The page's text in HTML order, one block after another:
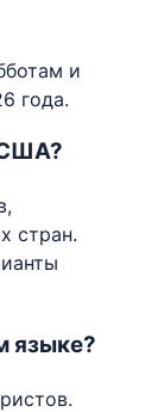
и
года.
США?
стран.
языке?